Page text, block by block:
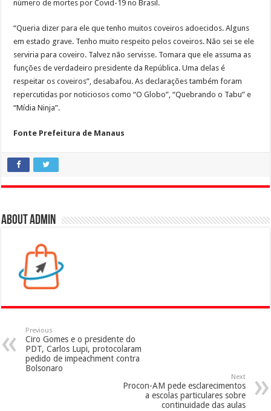
número de mortes por Covid-19 no Brasil.
“Queria dizer para ele que tenho muitos coveiros adoecidos. Alguns
em estado grave. Tenho muito respeito pelos coveiros. Não sei se ele
serviria para coveiro. Talvez não servisse. Tomara que ele assuma as
funções de verdadeiro presidente da República. Uma delas é
respeitar os coveiros”, desabafou. As declarações também foram
repercutidas por noticiosos como “O Globo”, “Quebrando o Tabu” e
“Mídia Ninja”.
Fonte Prefeitura de Manaus
About admin
Previous
Ciro Gomes e o presidente do
PDT, Carlos Lupi, protocolaram
pedido de impeachment contra
Bolsonaro
Next
Procon-AM pede esclarecimentos
a escolas particulares sobre
continuidade das aulas